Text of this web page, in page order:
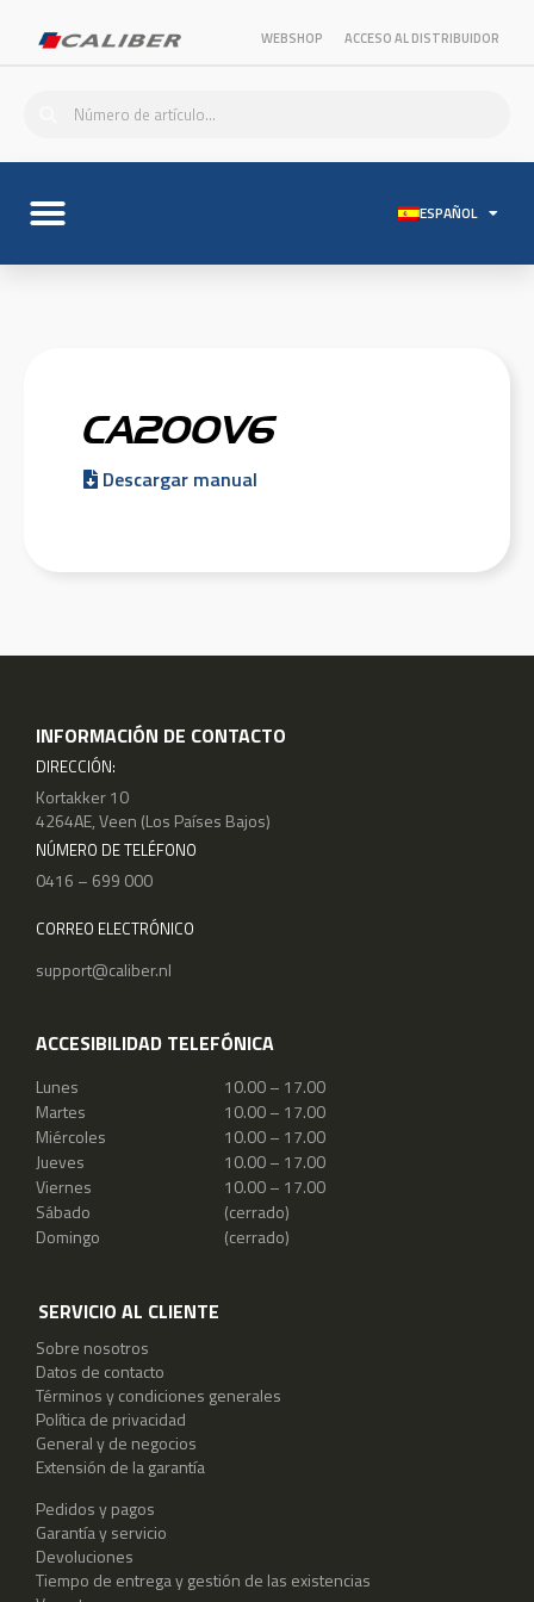
WEBSHOP ACCESO AL DISTRIBUIDOR
ESPAÑOL
CA200V6
Descargar manual
INFORMACIÓN DE CONTACTO
DIRECCIÓN:
Kortakker 10
4264AE, Veen (Los Países Bajos)
NÚMERO DE TELÉFONO
0416 – 699 000
CORREO ELECTRÓNICO
support@caliber.nl
ACCESIBILIDAD TELEFÓNICA
Lunes
10.00 – 17.00
Martes
10.00 – 17.00
Miércoles
10.00 – 17.00
Jueves
10.00 – 17.00
Viernes
10.00 – 17.00
Sábado
(cerrado)
Domingo
(cerrado)
SERVICIO AL CLIENTE
Sobre nosotros
Datos de contacto
Términos y condiciones generales
Política de privacidad
General y de negocios
Extensión de la garantía
Pedidos y pagos
Garantía y servicio
Devoluciones
Tiempo de entrega y gestión de las existencias